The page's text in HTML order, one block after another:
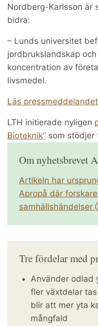
Nordberg-Karlsson är
bidra:
– Lunds universitet
jordbrukslandskap
koncentration av
livsmedel.
Läs
LTH initierade nyligen
Bioteknik” som stödjer
Tre fördelar med
Använder odlad
fler växtdelar
blir att mer yta
mångfald
Om nyhetsbrevet
Artikeln har
Apropå där
samhällshändelser